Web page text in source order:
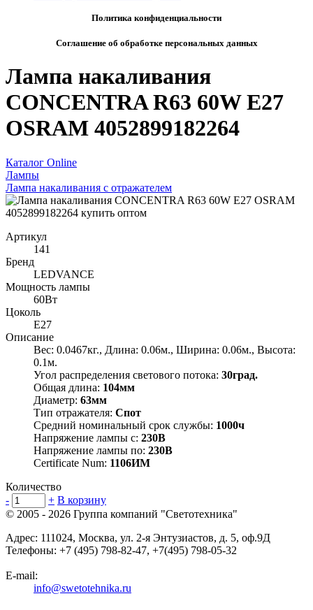
Политика конфиденциальности
Соглашение об обработке персональных данных
Лампа накаливания
CONCENTRA R63 60W E27
OSRAM 4052899182264
Каталог Online
Лампы
Лампа накаливания с отражателем
Артикул
141
Бренд
LEDVANCE
Мощность лампы
60Вт
Цоколь
E27
Описание
Вес: 0.0467кг., Длина: 0.06м., Ширина: 0.06м., Высота:
0.1м.
Угол распределения светового потока: 30град.
Общая длина: 104мм
Диаметр: 63мм
Тип отражателя: Спот
Средний номинальный срок службы: 1000ч
Напряжение лампы с: 230В
Напряжение лампы по: 230В
Certificate Num: 1106ИМ
Количество
-
+ В корзину
© 2005 - 2026 Группа компаний "Светотехника"
Адрес: 111024, Москва, ул. 2-я Энтузиастов, д. 5, оф.9Д
Телефоны: +7 (495) 798-82-47, +7(495) 798-05-32
E-mail:
info@swetotehnika.ru